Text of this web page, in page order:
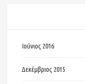
Ιούνιος 2016
Δεκέμβριος 2015